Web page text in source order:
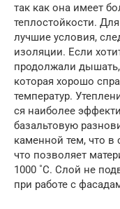
так как она имеет
теплостойкости.
лучшие условия,
изоляции. Если
продолжали
которая хорошо
температур.
ся наиболее
базальтовую
каменной тем, что в
что позволяет
1000 ˚С. Слой не
при работе с